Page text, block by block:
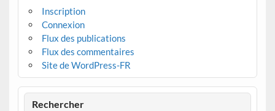
Inscription
Connexion
Flux des publications
Flux des commentaires
Site de WordPress-FR
Rechercher